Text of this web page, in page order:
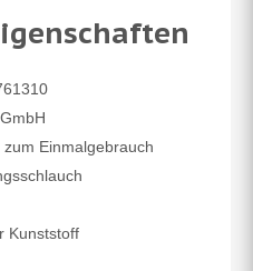
zum Einmalgebrauch
Kunststoff